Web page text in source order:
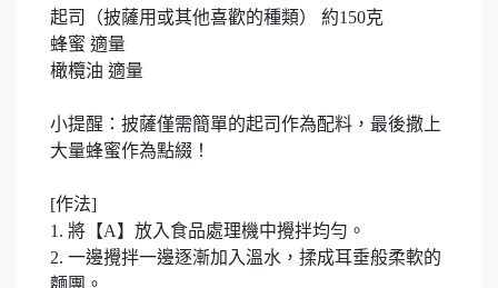
起司（披薩用或其他喜歡的種類） 約150克
蜂蜜 適量
橄欖油 適量
小提醒：披薩僅需簡單的起司作為配料，最後撒上
大量蜂蜜作為點綴！
[作法]
1. 將【A】放入食品處理機中攪拌均勻。
2. 一邊攪拌一邊逐漸加入溫水，揉成耳垂般柔軟的
麵團。